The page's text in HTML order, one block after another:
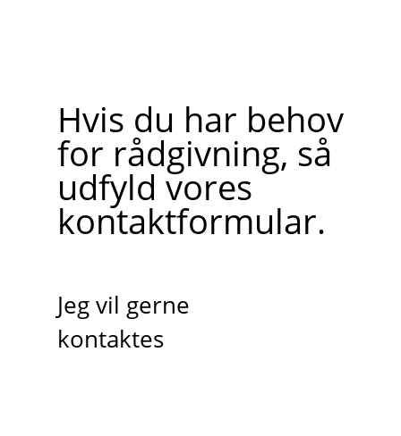
Hvis du har behov
for rådgivning, så
udfyld vores
kontaktformular.
Jeg vil gerne
kontaktes